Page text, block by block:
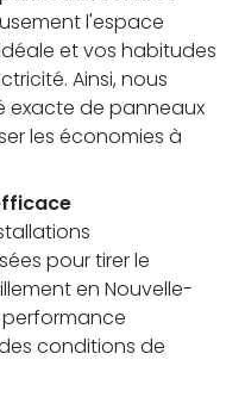
l'espace
et vos habitudes
Ainsi, nous
exacte de panneaux
les économies à
pour tirer le
en Nouvelle-
conditions de